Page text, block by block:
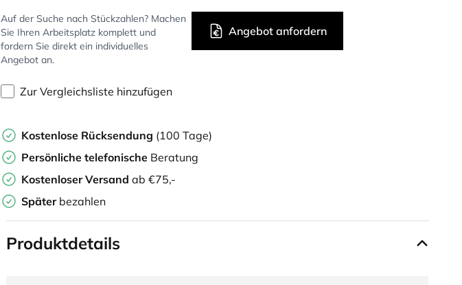
Auf der Suche nach Stückzahlen? Machen
Sie Ihren Arbeitsplatz komplett und
fordern Sie direkt ein individuelles
Angebot an.
Angebot anfordern
Zur Vergleichsliste hinzufügen
Kostenlose Rücksendung (100 Tage)
Persönliche telefonische Beratung
Kostenloser Versand ab €75,-
Später bezahlen
Produktdetails